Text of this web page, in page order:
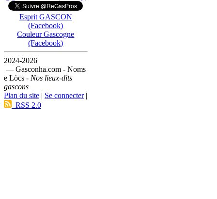
Esprit GASCON
(Facebook)
Couleur Gascogne
(Facebook)
2024-2026
— Gasconha.com - Noms
e Lòcs - Nos lieux-dits
gascons
Plan du site | Se connecter|
RSS 2.0